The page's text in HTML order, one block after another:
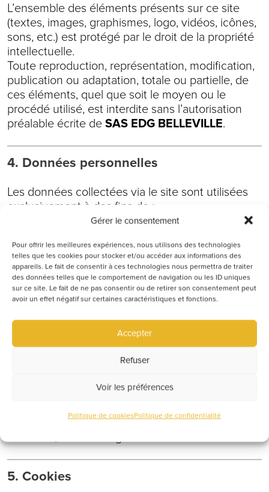
Gérer le consentement
Pour offrir les meilleures expériences, nous utilisons des technologies
telles que les cookies pour stocker et/ou accéder aux informations des
appareils. Le fait de consentir à ces technologies nous permettra de traiter
des données telles que le comportement de navigation ou les ID uniques
sur ce site. Le fait de ne pas consentir ou de retirer son consentement peut
avoir un effet négatif sur certaines caractéristiques et fonctions.
Accepter
Refuser
Voir les préférences
Politique de cookiesPolitique de confidentialité
L’ensemble des éléments présents sur ce site
(textes, images, graphismes, logo, vidéos, icônes,
sons, etc.) est protégé par le droit de la propriété
intellectuelle.
Toute reproduction, représentation, modification,
publication ou adaptation, totale ou partielle, de
ces éléments, quel que soit le moyen ou le
procédé utilisé, est interdite sans l’autorisation
préalable écrite de SAS EDG BELLEVILLE.
4. Données personnelles
Les données collectées via le site sont utilisées
exclusivement à des fins de :
Gestion des réservations ou inscriptions
Envoi de communications commerciales ou
événementielles (après consentement)
Ces données sont strictement confidentielles et
ne sont jamais revendues.
Conformément au Règlement Général sur la
Protection des Données (RGPD), l’utilisateur
dispose d’un droit d’accès, de rectification,
d’opposition, de suppression et de portabilité des
Ces droits peuvent être exercés en contactant :
5. Cookies